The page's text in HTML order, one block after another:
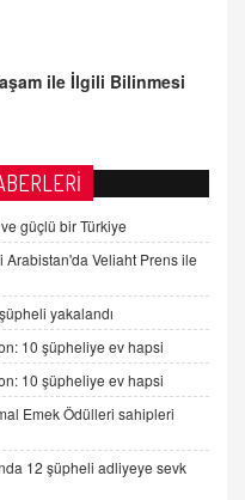
ve dijital hukukun
Önlemler Alınmalı?
güçlü bir Türkiye
Arabistan'da Veliaht Prens ile
yakalandı
10 şüpheliye ev hapsi
10 şüpheliye ev hapsi
Emek Ödülleri sahipleri
12 şüpheli adliyeye sevk